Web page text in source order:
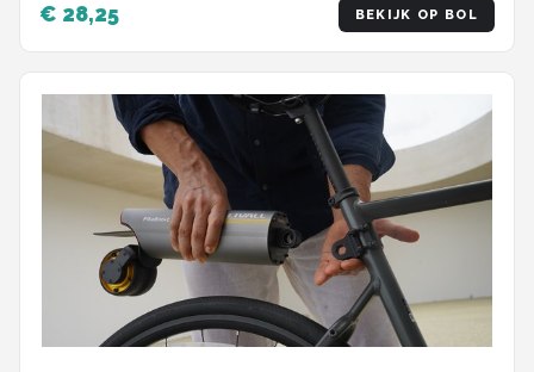
€ 28,25 BEKIJK OP BOL